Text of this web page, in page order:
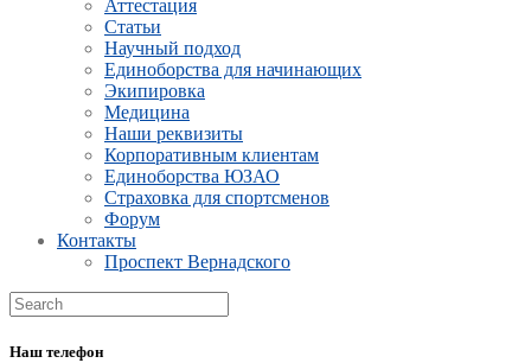
Аттестация
Статьи
Научный подход
Единоборства для начинающих
Экипировка
Медицина
Наши реквизиты
Корпоративным клиентам
Единоборства ЮЗАО
Страховка для спортсменов
Форум
Контакты
Проспект Вернадского
Наш телефон